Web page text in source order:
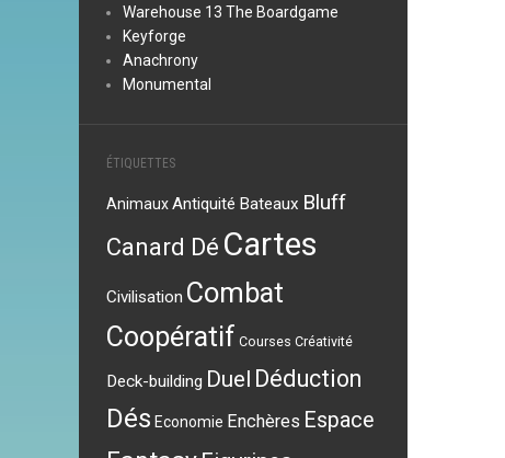
Warehouse 13 The Boardgame
Keyforge
Anachrony
Monumental
ÉTIQUETTES
AnimauxAntiquité Bateaux Bluff
Canard Dé Cartes
Civilisation Combat
Coopératif Courses Créativité
Deck-building Duel Déduction
Dés Economie Enchères Espace